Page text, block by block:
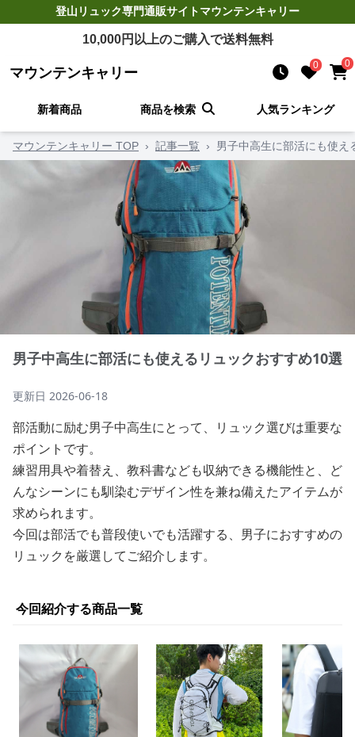
登山リュック専門通販サイトマウンテンキャリー
10,000円以上のご購入で送料無料
マウンテンキャリー 0 0
新着商品 商品を検索 人気ランキング
マウンテンキャリー TOP › 記事一覧 › 男子中高生に部活にも使え
男子中高生に部活にも使えるリュックおすすめ10選
更新日 2026-06-18
部活動に励む男子中高生にとって、リュック選びは重要な
ポイントです。
練習用具や着替え、教科書なども収納できる機能性と、ど
んなシーンにも馴染むデザイン性を兼ね備えたアイテムが
求められます。
今回は部活でも普段使いでも活躍する、男子におすすめの
リュックを厳選してご紹介します。
今回紹介する商品一覧